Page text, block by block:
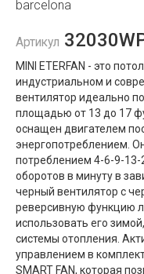
barcelona
Артикул
MINI ETERFAN - это
индустриальном и
вентилятор идеально
площадью от 13 до 17
оснащен двигателем
энергопотреблением.
потреблением 4-6-9-
оборотов в минуту в
черный вентилятор с
реверсивную функцию
использовать его
системы отопления.
управлением в
SMART FAN, которая